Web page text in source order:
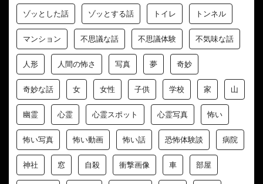
ゾッとした話 ゾッとする話 トイレ トンネル
マンション 不思議な話 不思議体験 不気味な話
人形 人間の怖さ 写真 夢 奇妙
奇妙な話 女 女性 子供 学校 家 山
幽霊 心霊 心霊スポット 心霊写真 怖い
怖い写真 怖い動画 怖い話 恐怖体験談 病院
神社 窓 自殺 衝撃画像 車 部屋